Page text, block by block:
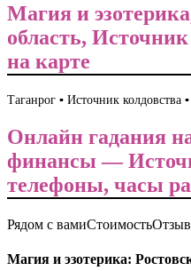
Магия и
область,
на карте
Таганрог ▪️ Источник колдовства ▪️
Онлайн гадания
финансы —
телефоны, часы
Рядом с вамиСтоимость
Магия и эзотерика: